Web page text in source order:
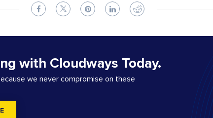
with Cloudways Today.
we never compromise on these